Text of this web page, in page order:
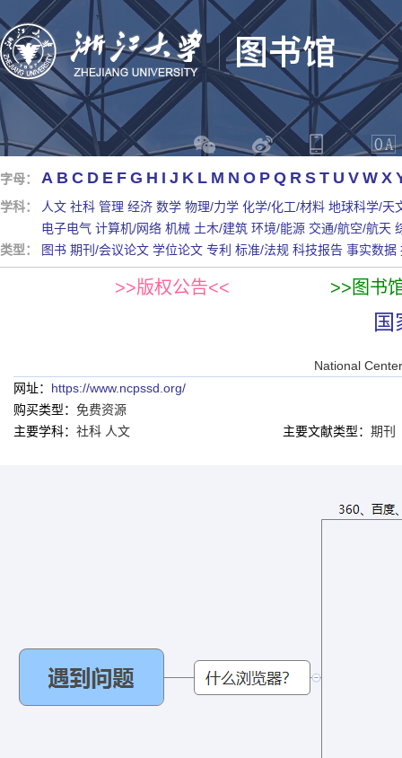
字母： A B C D E F G H I J K L M N O P Q R S T U V W X
学科： 人文 社科 管理 经济 数学 物理/力学 化学/化工/材料 地球科学/天
电子电气 计算机/网络 机械 土木/建筑 环境/能源 交通/航空/航天
类型：
图书 期刊/会议论文 学位论文 专利 标准/法规 科技报告 事实数据
>>版权公告<< >>图书
National
网址： https://www.ncpssd.org/
购买类型： 免费资源
主要学科： 社科 人文 主要文献类型： 期刊